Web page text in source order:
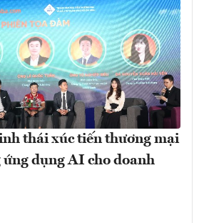
thái xúc tiến thương mại
ứng dụng AI cho doanh